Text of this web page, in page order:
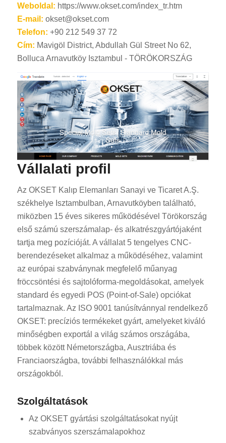
Weboldal: https://www.okset.com/index_tr.htm
E-mail: okset@okset.com
Telefon: +90 212 549 37 72
Cím: Mavigöl District, Abdullah Gül Street No 62,
Bolluca Arnavutköy Isztambul - TÖRÖKORSZÁG
Vállalati profil
Az OKSET Kalıp Elemanları Sanayi ve Ticaret A.Ş.
székhelye Isztambulban, Arnavutköyben található,
miközben 15 éves sikeres működésével Törökország
első számú szerszámalap- és alkatrészgyártójaként
tartja meg pozícióját. A vállalat 5 tengelyes CNC-
berendezéseket alkalmaz a működéséhez, valamint
az európai szabványnak megfelelő műanyag
fröccsöntési és sajtolóforma-megoldásokat, amelyek
standard és egyedi POS (Point-of-Sale) opciókat
tartalmaznak. Az ISO 9001 tanúsítvánnyal rendelkező
OKSET: precíziós termékeket gyárt, amelyeket kiváló
minőségben exportál a világ számos országába,
többek között Németországba, Ausztriába és
Franciaországba, további felhasználókkal más
országokból.
Szolgáltatások
Az OKSET gyártási szolgáltatásokat nyújt
szabványos szerszámalapokhoz